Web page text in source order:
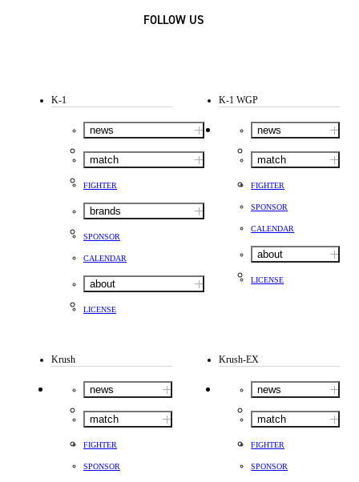
FOLLOW US
K-1
news
match
FIGHTER
brands
SPONSOR
CALENDAR
about
LICENSE
K-1 WGP
news
match
FIGHTER
SPONSOR
CALENDAR
about
LICENSE
Krush
news
match
FIGHTER
SPONSOR
Krush-EX
news
match
FIGHTER
SPONSOR